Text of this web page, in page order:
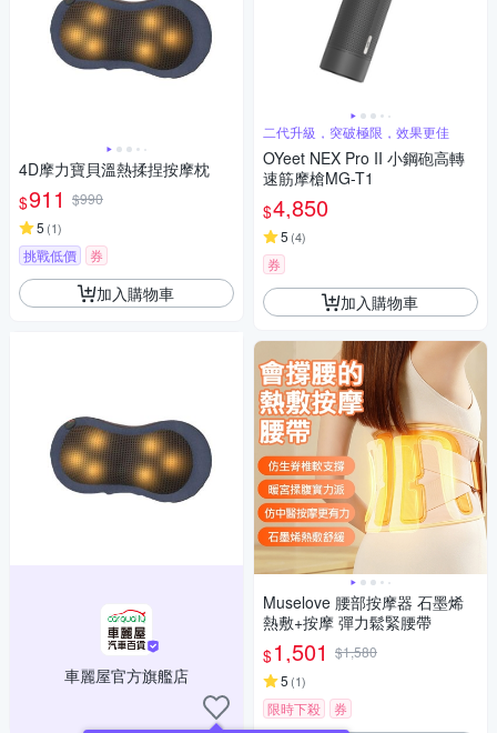
4D摩力寶貝溫熱揉捏按摩枕
$911 $990
5 (1)
挑戰低價 券
加入購物車
車麗屋官方旗艦店
二代升級，突破極限，效果更佳
OYeet NEX Pro II 小鋼砲高轉
速筋摩槍MG-T1
$4,850
5 (4)
券
加入購物車
Muselove 腰部按摩器 石墨烯
熱敷+按摩 彈力鬆緊腰帶
$1,501 $1,580
5 (1)
限時下殺 券